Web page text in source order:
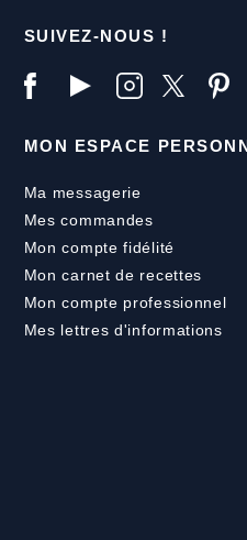
SUIVEZ-NOUS !
MON ESPACE
Ma messagerie
Mes commandes
Mon compte fidélité
Mon carnet de recettes
Mon compte professionnel
Mes lettres d'informations